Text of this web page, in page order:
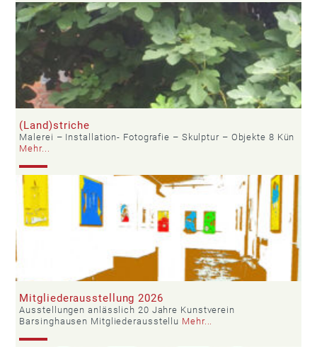
(Land)striche
Malerei – Installation- Fotografie – Skulptur – Objekte 8 Kün
Mehr...
Mitgliederausstellung 2026
Ausstellungen anlässlich 20 Jahre Kunstverein
Barsinghausen Mitgliederausstellu Mehr...